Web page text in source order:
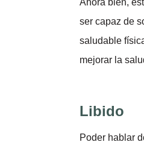
Ahora bien,
ser capaz de
saludable
mejorar la
Libido
Poder hablar